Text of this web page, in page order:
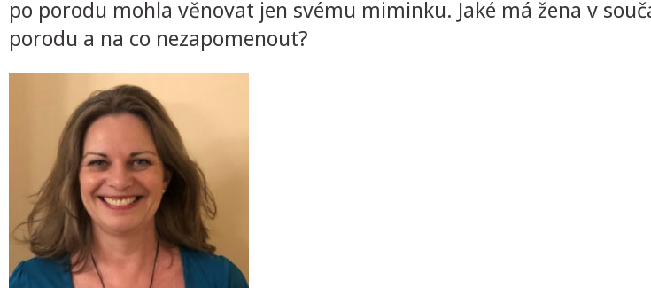
po porodu mohla věnovat jen svému miminku. Jaké má žena v
porodu a na co nezapomenout?